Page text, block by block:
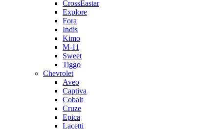
CrossEastar
Explore
Fora
Indis
Kimo
M-11
Sweet
Tiggo
Chevrolet
Aveo
Captiva
Cobalt
Cruze
Epica
Lacetti